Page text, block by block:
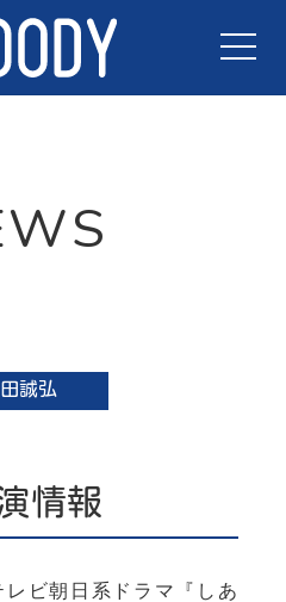
梅田誠弘
情報
レビ朝日系ドラマ
『しあ